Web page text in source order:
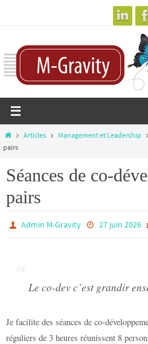
contenu
HomeArticles Management et Leadership
pairs
Séances de co-
pairs
Admin M-Gravity 27 juin 2026
Le co-dev c’est grandir
Je facilite des séances de co-
réguliers de 3 heures réunissent 8